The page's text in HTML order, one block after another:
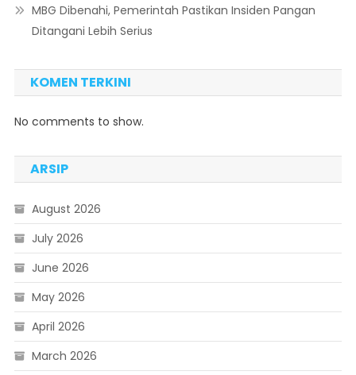
MBG Dibenahi, Pemerintah Pastikan Insiden Pangan
Ditangani Lebih Serius
KOMEN TERKINI
No comments to show.
ARSIP
August 2026
July 2026
June 2026
May 2026
April 2026
March 2026